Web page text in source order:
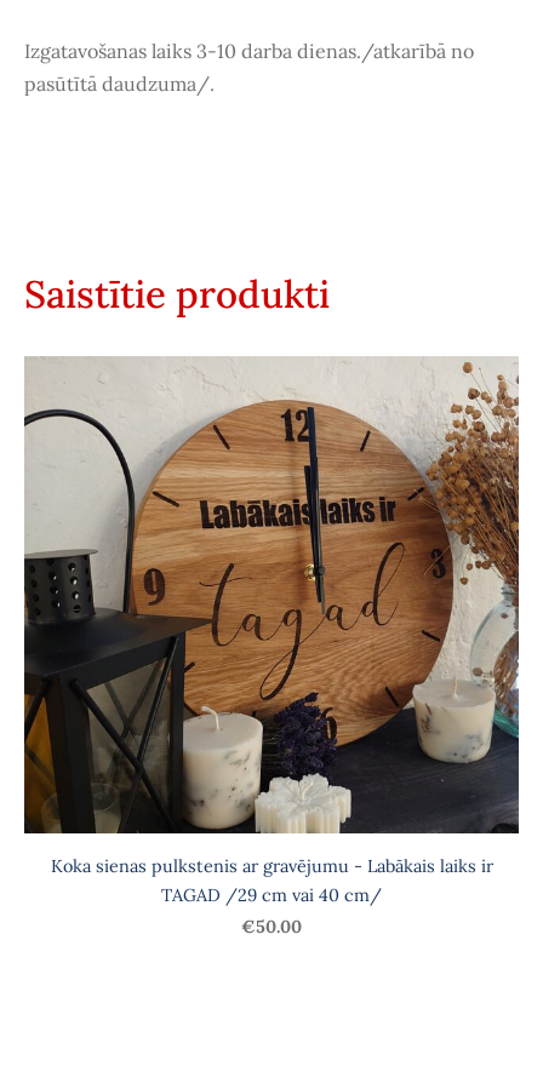
Izgatavošanas laiks 3-10 darba dienas./atkarībā no
pasūtītā daudzuma/.
Saistītie produkti
Koka sienas pulkstenis ar gravējumu - Labākais laiks ir
TAGAD /29 cm vai 40 cm/
€50.00